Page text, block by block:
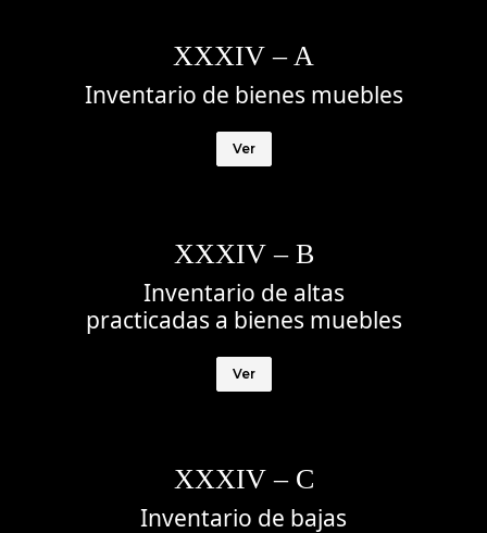
XXXIV – A
Inventario de bienes muebles
Ver
XXXIV – B
Inventario de altas
practicadas a bienes muebles
Ver
XXXIV – C
Inventario de bajas